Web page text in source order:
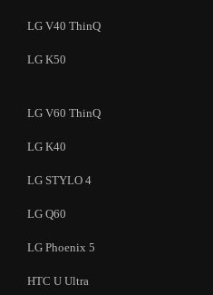
LG V40 ThinQ
LG K50
LG V60 ThinQ
LG K40
LG STYLO 4
LG Q60
LG Phoenix 5
HTC U Ultra